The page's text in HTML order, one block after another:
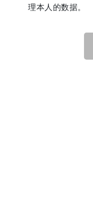
理本人的数据。